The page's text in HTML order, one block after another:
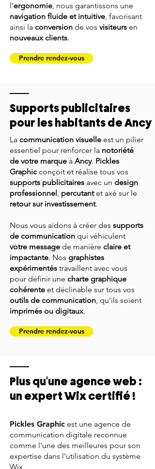
l’ergonomie, nous garantissons une
navigation fluide et intuitive, favorisant
ainsi la conversion de vos visiteurs en
nouveaux clients.
Prendre rendez-vous
Supports publicitaires
pour les habitants de Ancy
La communication visuelle est un pilier
essentiel pour renforcer la notoriété
de votre marque à Ancy. Pickles
Graphic conçoit et réalise tous vos
supports publicitaires avec un design
professionnel, percutantet axé sur le
retour sur investissement.
Nous vous aidons à créer des supports
de communication qui véhiculent
votre message de manière claire et
impactante. Nos graphistes
expérimentés travaillent avec vous
pour définir une charte graphique
cohérente et déclinable sur tous vos
outils de communication, qu'ils soient
imprimés ou digitaux.
Prendre rendez-vous
Plus qu'une agence web :
un expert Wix certifié !
Pickles Graphic est une agence de
communication digitale reconnue
comme l'une des meilleures pour son
expertise dans l'utilisation du système
Wix.